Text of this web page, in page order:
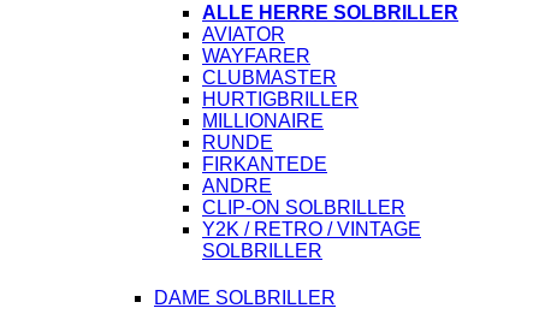
ALLE HERRE SOLBRILLER
AVIATOR
WAYFARER
CLUBMASTER
HURTIGBRILLER
MILLIONAIRE
RUNDE
FIRKANTEDE
ANDRE
CLIP-ON SOLBRILLER
Y2K / RETRO / VINTAGE
SOLBRILLER
DAME SOLBRILLER